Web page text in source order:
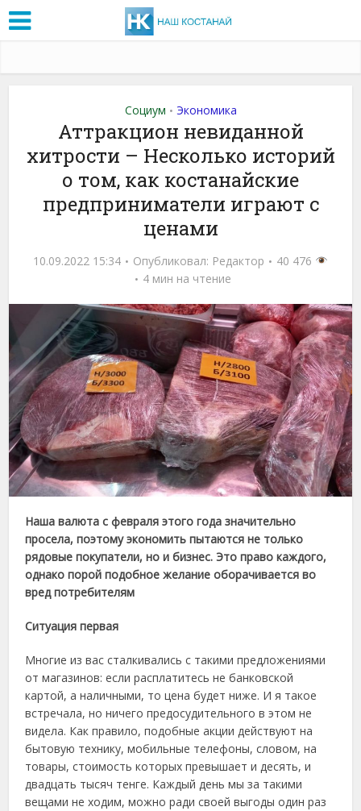
Социум • Экономика
Аттракцион невиданной
хитрости – Несколько историй
о том, как костанайские
предприниматели играют с
ценами
10.09.2022 15:34 Опубликовал: Редактор
40 476
4 мин на чтение
Наша валюта с февраля этого года значительно
просела, поэтому экономить пытаются не только
рядовые покупатели, но и бизнес. Это право каждого,
однако порой подобное желание оборачивается во
вред потребителям
Ситуация первая
Многие из вас сталкивались с такими предложениями
от магазинов: если расплатитесь не банковской
картой, а наличными, то цена будет ниже. И я такое
встречала, но ничего предосудительного в этом не
видела. Как правило, подобные акции действуют на
бытовую технику, мобильные телефоны, словом, на
товары, стоимость которых превышает и десять, и
двадцать тысяч тенге. Каждый день мы за такими
вещами не ходим, можно ради своей выгоды один раз